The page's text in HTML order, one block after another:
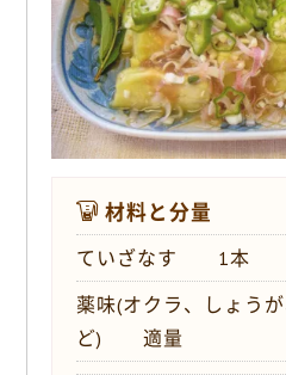
材料と分量
ていざなす 1本
薬味(オクラ、しょう
ど) 適量